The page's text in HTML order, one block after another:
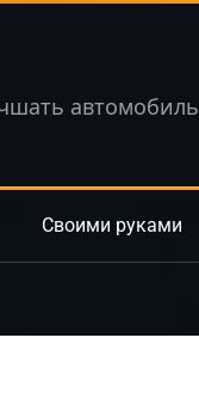
автомобиль
Своими руками